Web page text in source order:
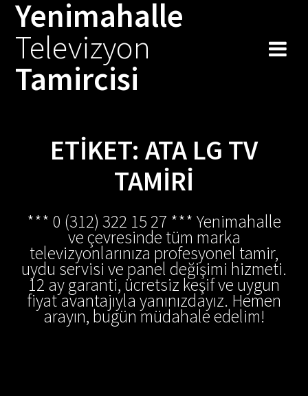
Skip
to
Yenimahalle
Televizyon
Tamircisi
ETIKET: ATA LG TV
TAMIRI
*** 0 (312) 322 15 27 *** Yenimahalle
ve çevresinde tüm marka
televizyonlarınıza profesyonel tamir,
uydu servisi ve panel değişimi hizmeti.
12 ay garanti, ücretsiz keşif ve uygun
fiyat avantajıyla yanınızdayız. Hemen
arayın, bugün müdahale edelim!